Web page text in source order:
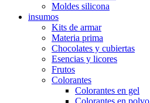
Moldes silicona
insumos
Kits de armar
Materia prima
Chocolates y cubiertas
Esencias y licores
Frutos
Colorantes
Colorantes en gel
Colorantes en polvo